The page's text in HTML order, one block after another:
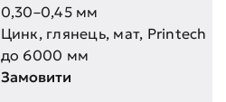
0,30–0,45 мм
Цинк, глянець, мат, Printech
до 6000 мм
Замовити